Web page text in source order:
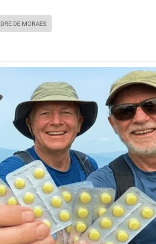
a consciência do coronel “permanece
aos fatos. A defesa confia que
pelo próprio Supremo Tribunal Federal”.
Marcelo Casimiro Vasconcelos
uma vez que permanece convicta da
a defesa declarou que “lamenta-se
três décadas de sua vida à Polícia Militar
ilibada e sem qualquer mácula em sua
de uma pena que a defesa considera
autos”.
Naime afirmou que a decisão judicial
foram devidamente enfrentadas”.
informaram que a defesa
quebra da cadeia de custódia do celular de
DE MORAES